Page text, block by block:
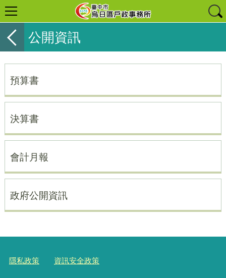
公開資訊
預算書
決算書
會計月報
政府公開資訊
隱私政策 資訊安全政策